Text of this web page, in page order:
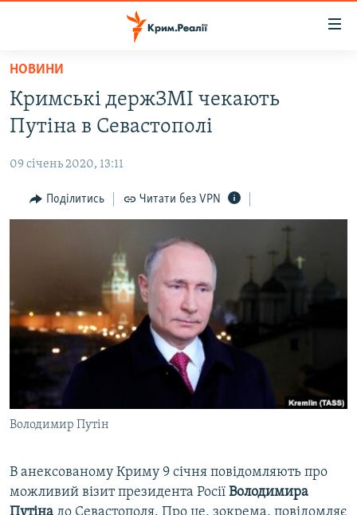
Перейти
основного
матеріалу
Перейти
до
навігації
Перейти
ВОДА.КРИМ
ВІДЕО ТА ФОТО
ПОЛІТИКА
БЛОГИ
СПЕЦПРОЕКТИ
ДЕПОРТАЦІЯ
СВІДЧЕННЯ ОКУПАЦІЇ
УКРАЇНСЬКА ПРОБЛЕМА КРИМУ
ЯК ОБІЙТИ БЛОКУВАННЯ
Русский
Qırımtatar
НОВИНИ
Кримські держЗМІ чекають
Путіна в Севастополі
09 січень 2020, 13:11
Поділитись Читати без VPN
Володимир Путін
В анексованому Криму 9 січня повідомляють про
можливий візит президента Росії Володимира